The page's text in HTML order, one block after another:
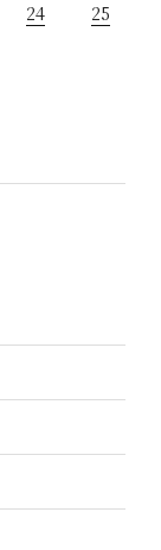
24
25